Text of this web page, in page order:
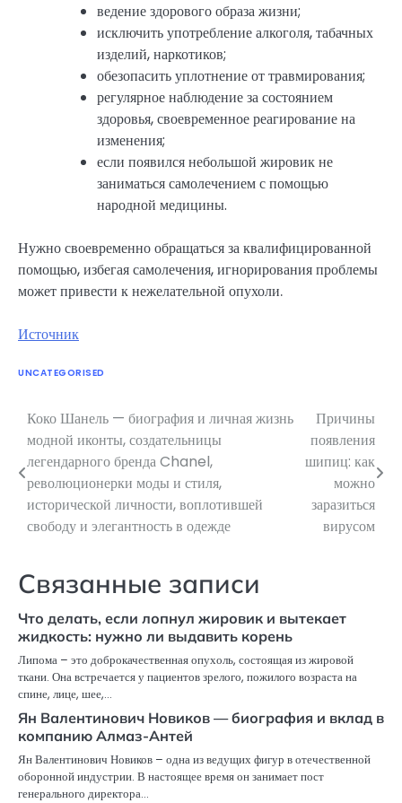
ведение здорового образа жизни;
исключить употребление алкоголя, табачных
изделий, наркотиков;
обезопасить уплотнение от травмирования;
регулярное наблюдение за состоянием
здоровья, своевременное реагирование на
изменения;
если появился небольшой жировик не
заниматься самолечением с помощью
народной медицины.
Нужно своевременно обращаться за квалифицированной
помощью, избегая самолечения, игнорирования проблемы
может привести к нежелательной опухоли.
Источник
UNCATEGORISED
Навигация
по
записям
Коко Шанель — биография и личная жизнь
модной иконты, создательницы
легендарного бренда Chanel,
революционерки моды и стиля,
исторической личности, воплотившей
свободу и элегантность в одежде
Причины
появления
шипиц: как
можно
заразиться
вирусом
Связанные записи
Что делать, если лопнул жировик и вытекает
жидкость: нужно ли выдавить корень
Липома – это доброкачественная опухоль, состоящая из жировой
ткани. Она встречается у пациентов зрелого, пожилого возраста на
спине, лице, шее,…
Ян Валентинович Новиков — биография и вклад в
компанию Алмаз-Антей
Ян Валентинович Новиков – одна из ведущих фигур в отечественной
оборонной индустрии. В настоящее время он занимает пост
генерального директора…